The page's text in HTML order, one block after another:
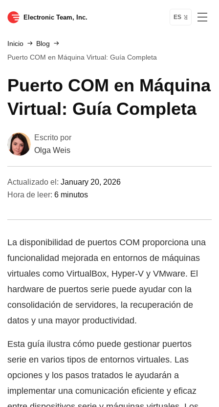
Electronic Team, Inc. ES
Inicio
Blog
Puerto COM en Máquina Virtual: Guía Completa
Puerto COM en Máquina
Virtual: Guía Completa
Escrito por
Olga Weis
Actualizado el: January 20, 2026
Hora de leer: 6 minutos
La disponibilidad de puertos COM proporciona una
funcionalidad mejorada en entornos de máquinas
virtuales como VirtualBox, Hyper-V y VMware. El
hardware de puertos serie puede ayudar con la
consolidación de servidores, la recuperación de
datos y una mayor productividad.
Esta guía ilustra cómo puede gestionar puertos
serie en varios tipos de entornos virtuales. Las
opciones y los pasos tratados le ayudarán a
implementar una comunicación eficiente y eficaz